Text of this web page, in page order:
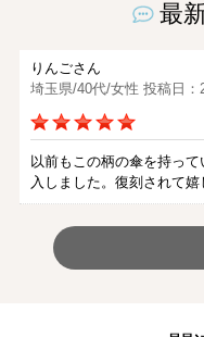
最
りんごさん
埼玉県/40代/女性 投稿日：
以前もこの柄の傘を持っ
入しました。復刻されて嬉